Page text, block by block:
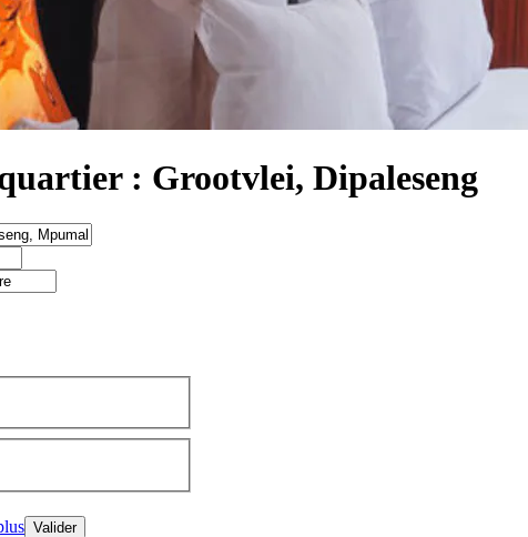
: Grootvlei, Dipaleseng
Valider